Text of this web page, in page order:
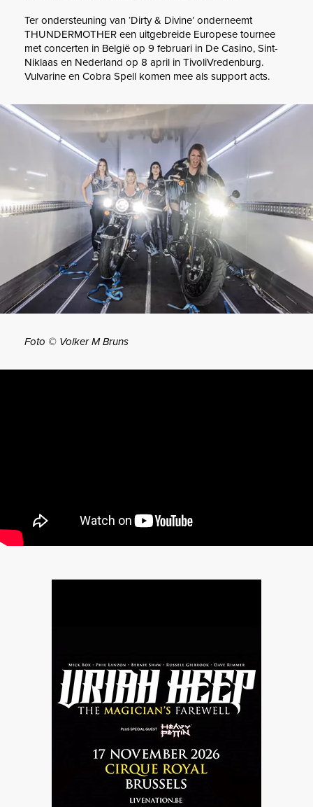
Ter ondersteuning van ‘Dirty & Divine’ onderneemt
THUNDERMOTHER een uitgebreide Europese tournee
met concerten in België op 9 februari in De Casino, Sint-
Niklaas en Nederland op 8 april in TivoliVredenburg.
Vulvarine en Cobra Spell komen mee als support acts.
Foto © Volker M Bruns